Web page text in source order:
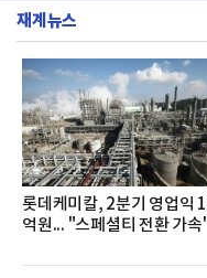
서도
영지원부 홍보팀과 2026년 새로
쳐 진행됐다.참고로 새로이(e)는
세대들로(과장~계장) 구성된 자
직문화 혁신과 업무 효율성 향상
을 추진하며,새로운 변화와 이로
반에 전파하는 역할
재계뉴스
롯데케미칼, 2분기 영업익
억원... "스페셜티 전환 가속